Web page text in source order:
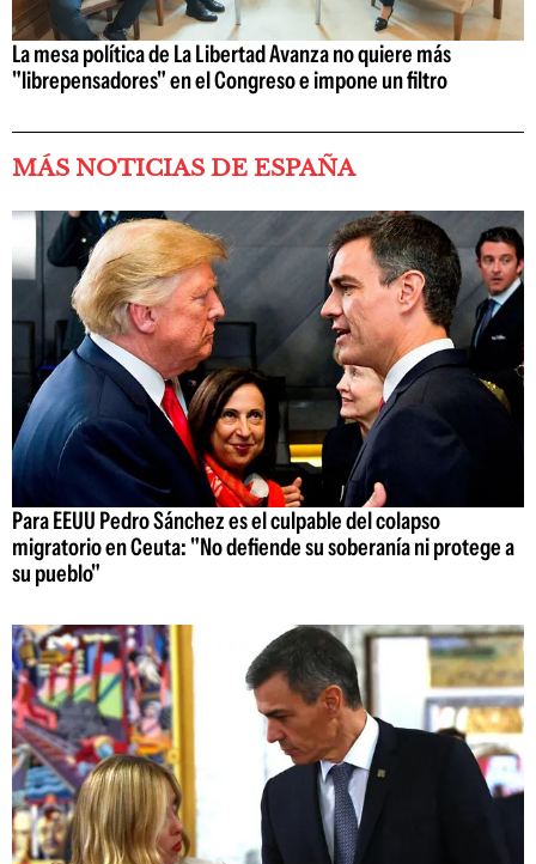
La mesa política de La Libertad Avanza no quiere más
"librepensadores" en el Congreso e impone un filtro
MÁS NOTICIAS DE ESPAÑA
Para EEUU Pedro Sánchez es el culpable del colapso
migratorio en Ceuta: "No defiende su soberanía ni protege a
su pueblo"